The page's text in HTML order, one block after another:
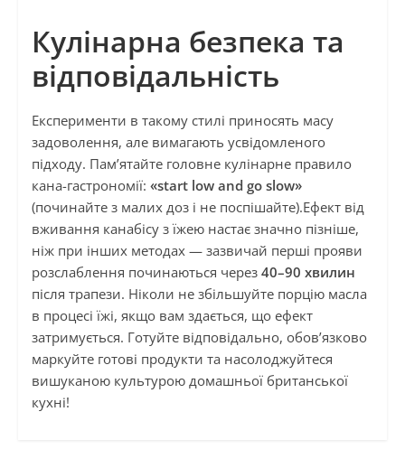
Кулінарна безпека та
відповідальність
Експерименти в такому стилі приносять масу
задоволення, але вимагають усвідомленого
підходу. Пам’ятайте головне кулінарне правило
кана-гастрономії: «start low and go slow»
(починайте з малих доз і не поспішайте).Ефект від
вживання канабісу з їжею настає значно пізніше,
ніж при інших методах — зазвичай перші прояви
розслаблення починаються через 40–90 хвилин
після трапези. Ніколи не збільшуйте порцію масла
в процесі їжі, якщо вам здається, що ефект
затримується. Готуйте відповідально, обов’язково
маркуйте готові продукти та насолоджуйтеся
вишуканою культурою домашньої британської
кухні!